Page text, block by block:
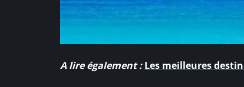
A lire également : Les meilleures